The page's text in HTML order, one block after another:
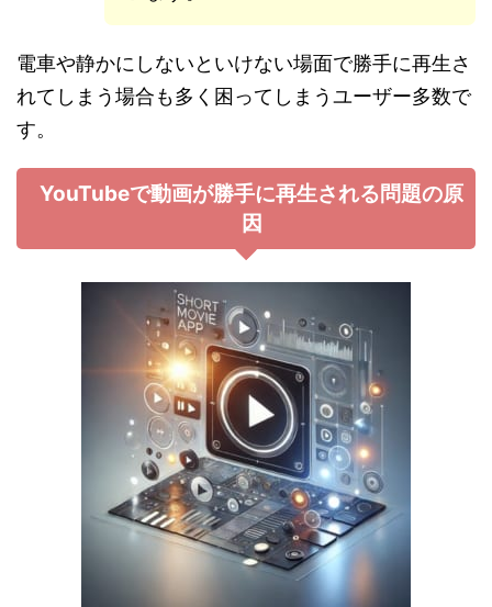
電車や静かにしないといけない場面で勝手に再生さ
れてしまう場合も多く困ってしまうユーザー多数で
す。
YouTubeで動画が勝手に再生される問題の原
因